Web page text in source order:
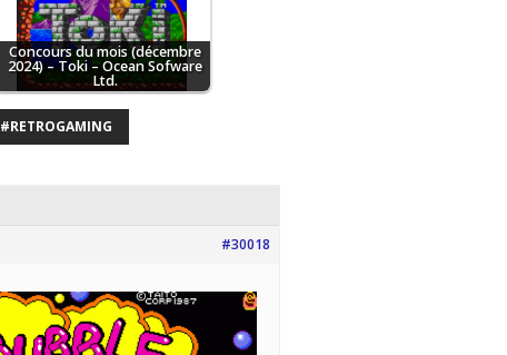
Concours du mois (décembre
2024) – Toki – Ocean Sofware
Ltd.
#RETROGAMING
#30018